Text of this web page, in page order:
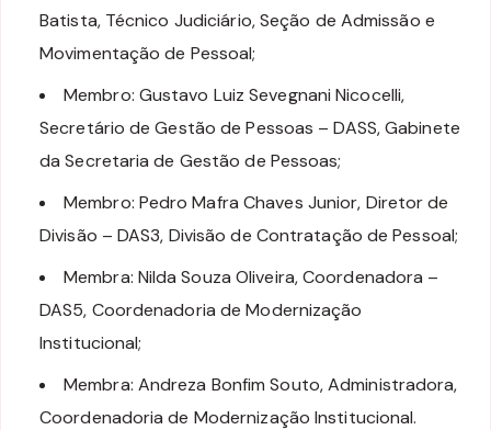
Batista, Técnico Judiciário, Seção de Admissão e
Movimentação de Pessoal;
Membro: Gustavo Luiz Sevegnani Nicocelli,
Secretário de Gestão de Pessoas – DASS, Gabinete
da Secretaria de Gestão de Pessoas;
Membro: Pedro Mafra Chaves Junior, Diretor de
Divisão – DAS3, Divisão de Contratação de Pessoal;
Membra: Nilda Souza Oliveira, Coordenadora –
DAS5, Coordenadoria de Modernização
Institucional;
Membra: Andreza Bonfim Souto, Administradora,
Coordenadoria de Modernização Institucional.